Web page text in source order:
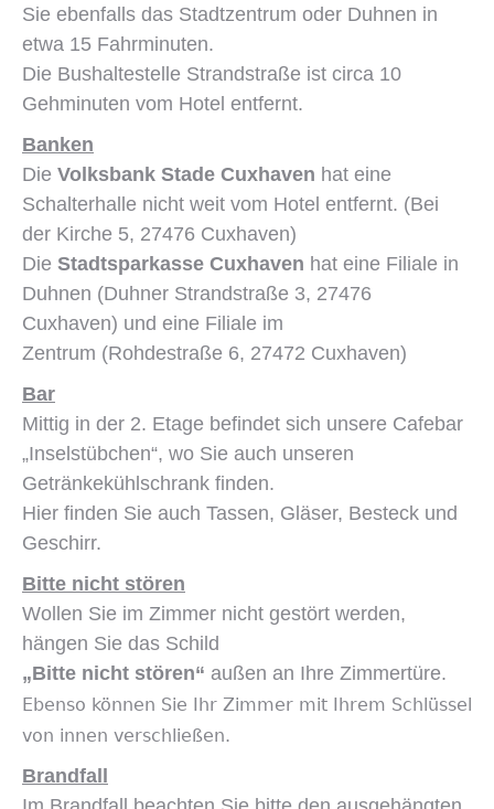
Sie ebenfalls das Stadtzentrum oder Duhnen in
etwa 15 Fahrminuten.
Die Bushaltestelle Strandstraße ist circa 10
Gehminuten vom Hotel entfernt.
Banken
Die Volksbank Stade Cuxhaven hat eine
Schalterhalle nicht weit vom Hotel entfernt. (Bei
der Kirche 5, 27476 Cuxhaven)
Die Stadtsparkasse Cuxhaven hat eine Filiale in
Duhnen (Duhner Strandstraße 3, 27476
Cuxhaven) und eine Filiale im
Zentrum (Rohdestraße 6, 27472 Cuxhaven)
Bar
Mittig in der 2. Etage befindet sich unsere Cafebar
„Inselstübchen“, wo Sie auch unseren
Getränkekühlschrank finden.
Hier finden Sie auch Tassen, Gläser, Besteck und
Geschirr.
Bitte nicht stören
Wollen Sie im Zimmer nicht gestört werden,
hängen Sie das Schild
„Bitte nicht stören“ außen an Ihre Zimmertüre.
Ebenso können Sie Ihr Zimmer mit Ihrem Schlüssel
von innen verschließen.
Brandfall